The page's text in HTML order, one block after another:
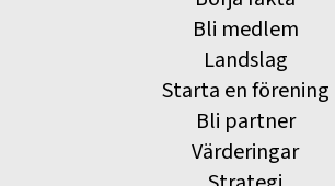
Bli medlem
Landslag
Starta en förening
Bli partner
Värderingar